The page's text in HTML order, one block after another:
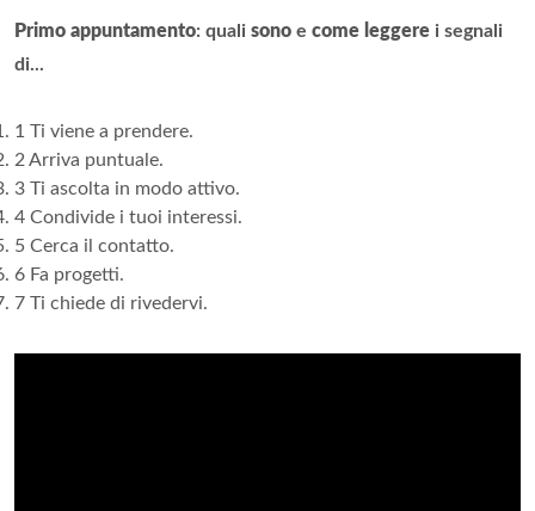
Primo appuntamento: quali sono e come leggere i segnali
di...
1 Ti viene a prendere.
2 Arriva puntuale.
3 Ti ascolta in modo attivo.
4 Condivide i tuoi interessi.
5 Cerca il contatto.
6 Fa progetti.
7 Ti chiede di rivedervi.